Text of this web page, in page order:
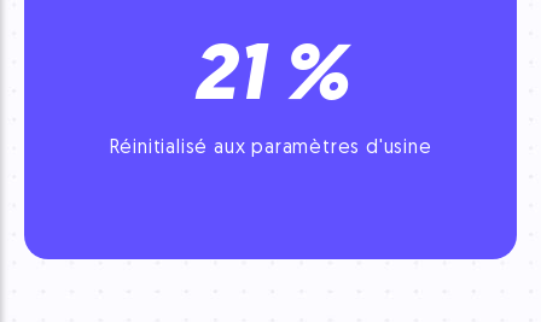
21 %
Réinitialisé aux paramètres d'usine